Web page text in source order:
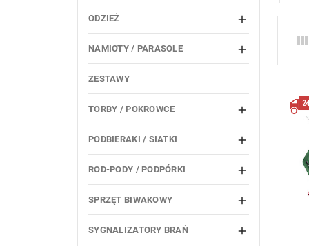
ODZIEŻ 
NAMIOTY / PARASOLE 
ZESTAWY
TORBY / POKROWCE 
PODBIERAKI / SIATKI 
ROD-PODY / PODPÓRKI 
SPRZĘT BIWAKOWY 
SYGNALIZATORY BRAŃ 